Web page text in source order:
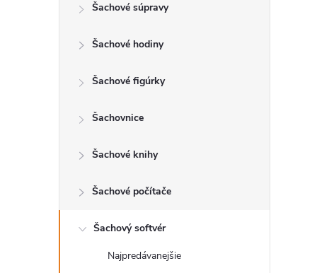
n
Šachové súpravy
Šachové hodiny
Šachové figúrky
Šachovnice
Šachové knihy
Šachové počítače
Šachový softvér
Najpredávanejšie